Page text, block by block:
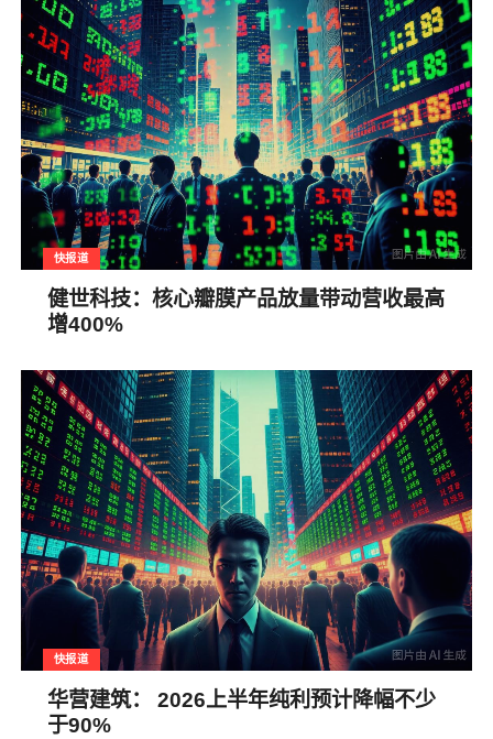
快报道
健世科技：核心瓣膜产品放量带动营收最高
增400%
快报道
华营建筑： 2026上半年纯利预计降幅不少
于90%